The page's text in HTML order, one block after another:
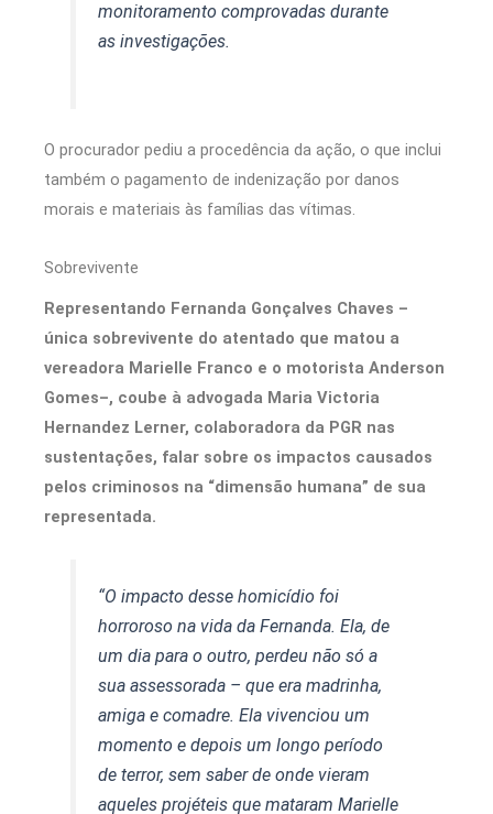
monitoramento comprovadas durante
as investigações.
O procurador pediu a procedência da ação, o que inclui
também o pagamento de indenização por danos
morais e materiais às famílias das vítimas.
Sobrevivente
Representando Fernanda Gonçalves Chaves –
única sobrevivente do atentado que matou a
vereadora Marielle Franco e o motorista Anderson
Gomes–, coube à advogada Maria Victoria
Hernandez Lerner, colaboradora da PGR nas
sustentações, falar sobre os impactos causados
pelos criminosos na “dimensão humana” de sua
representada.
“O impacto desse homicídio foi
horroroso na vida da Fernanda. Ela, de
um dia para o outro, perdeu não só a
sua assessorada – que era madrinha,
amiga e comadre. Ela vivenciou um
momento e depois um longo período
de terror, sem saber de onde vieram
aqueles projéteis que mataram Marielle